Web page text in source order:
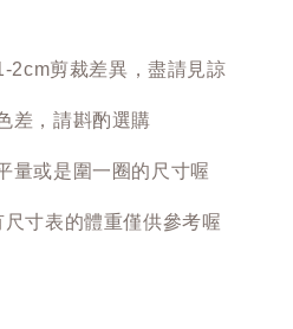
2cm剪裁差異，盡請見諒
差，請斟酌選購
量或是圍一圈的尺寸喔
寸表的體重僅供參考喔